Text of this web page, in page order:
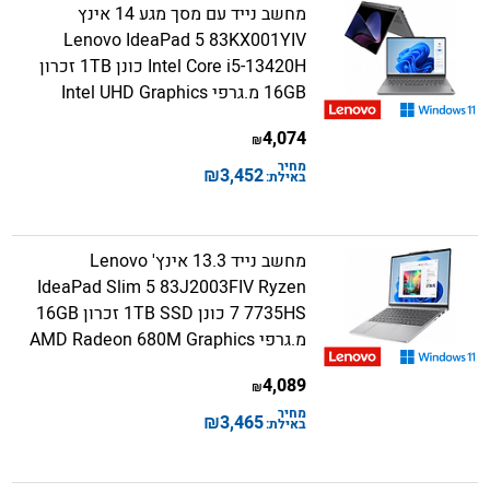
מחשב נייד עם מסך מגע 14 אינץ
Lenovo IdeaPad 5 83KX001YIV
Intel Core i5-13420H כונן 1TB זכרון
16GB מ.גרפי Intel UHD Graphics
4,074
₪
מחיר
באילת:3,452
₪
מחשב נייד 13.3 אינץ' Lenovo
IdeaPad Slim 5 83J2003FIV Ryzen
7 7735HS כונן 1TB SSD זכרון 16GB
מ.גרפי AMD Radeon 680M Graphics
4,089
₪
מחיר
באילת:3,465
₪